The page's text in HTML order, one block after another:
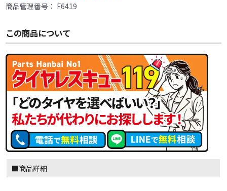
商品管理番号： F6419
この商品について
■商品詳細